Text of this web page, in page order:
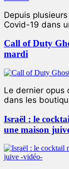
Depuis
Covid-19 dans
Call of Duty
mardi
Le dernier opus
dans les
Israël : le
une maison